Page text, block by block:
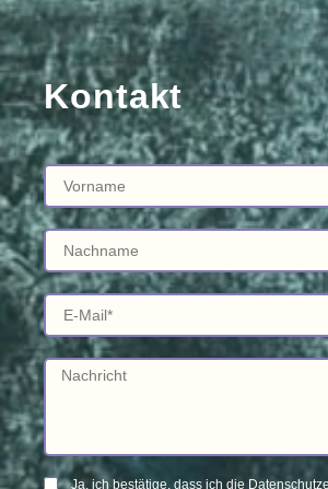
Kontakt
Ja, ich bestätige, dass ich die